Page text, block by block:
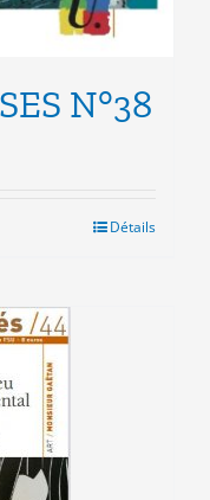
N°38
Détails